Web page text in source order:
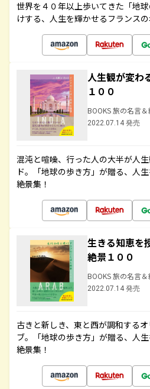
世界を４０年以上歩いてきた「地
けする、人生を輝かせるフランス
人生観が変わ
１００
BOOKS 旅の名言＆
2022.07.14 発売
混沌と喧噪、行った人の大半が人
ド。「地球の歩き方」が贈る、人
絶景集！
生きる知恵を
絶景１００
BOOKS 旅の名言＆
2022.07.14 発売
古きと新しき、東と西が調和する
ブ。「地球の歩き方」が贈る、人
絶景集！